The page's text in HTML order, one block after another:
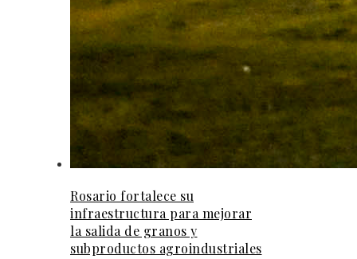
Rosario fortalece su
infraestructura para mejorar
la salida de granos y
subproductos agroindustriales